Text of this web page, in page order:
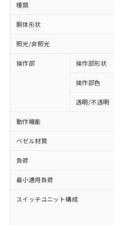
種類
胴体形状
照光/非照光
操作部 操作部形状
操作部色
透明/不透明
動作機能
ベゼル材質
負荷
最小適用負荷
スイッチユニット構成